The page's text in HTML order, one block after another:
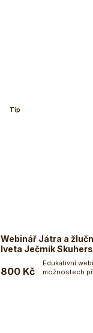
Tip
Webinář Játra a
Iveta Ječmík
800 Kč Do
Edukativní
možnostech